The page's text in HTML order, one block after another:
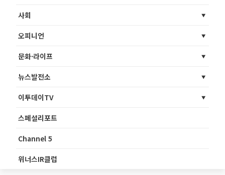
사회
오피니언
문화·라이프
뉴스발전소
이투데이TV
스페셜리포트
Channel 5
위너스IR클럽